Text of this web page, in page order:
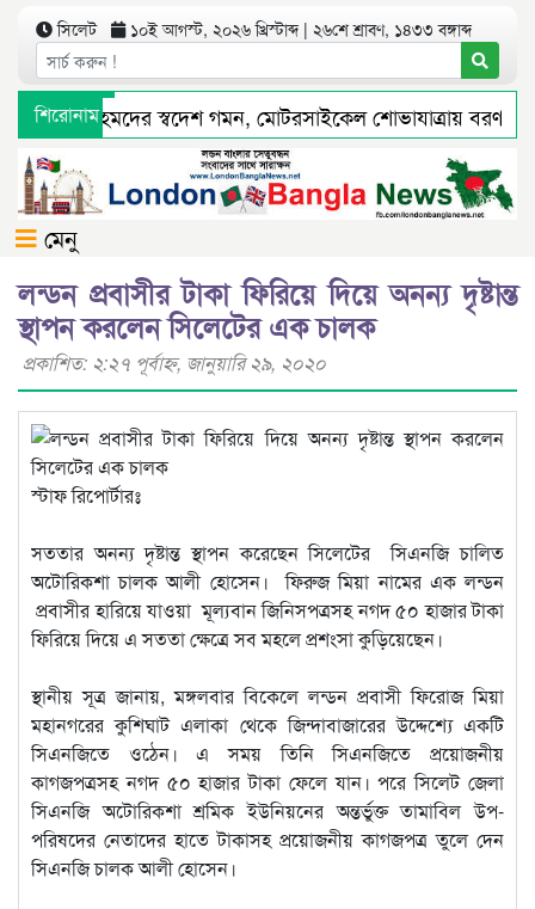
সিলেট ১০ই আগস্ট, ২০২৬ খ্রিস্টাব্দ | ২৬শে শ্রাবণ, ১৪৩৩ বঙ্গাব্দ
শিরোনাম
শামীম আহমদের স্বদেশ গমন, মোটরসাইকেল শোভাযাত্রায় বরণ
রাজস্ব বঞ্চিত
সিলেট ওসমানী বিমানবন্দরে সালাম এয়ার
মেনু
লন্ডন প্রবাসীর টাকা ফিরিয়ে দিয়ে অনন্য দৃষ্টান্ত
স্থাপন করলেন সিলেটের এক চালক
প্রকাশিত: ২:২৭ পূর্বাহ্ণ, জানুয়ারি ২৯, ২০২০
স্টাফ রিপোর্টারঃ
সততার অনন্য দৃষ্টান্ত স্থাপন করেছেন সিলেটের সিএনজি চালিত
অটোরিকশা চালক আলী হোসেন। ফিরুজ মিয়া নামের এক লন্ডন
প্রবাসীর হারিয়ে যাওয়া মূল্যবান জিনিসপত্রসহ নগদ ৫০ হাজার টাকা
ফিরিয়ে দিয়ে এ সততা ক্ষেত্রে সব মহলে প্রশংসা কুড়িয়েছেন।
স্থানীয় সূত্র জানায়, মঙ্গলবার বিকেলে লন্ডন প্রবাসী ফিরোজ মিয়া
মহানগরের কুশিঘাট এলাকা থেকে জিন্দাবাজারের উদ্দেশ্যে একটি
সিএনজিতে ওঠেন। এ সময় তিনি সিএনজিতে প্রয়োজনীয়
কাগজপত্রসহ নগদ ৫০ হাজার টাকা ফেলে যান। পরে সিলেট জেলা
সিএনজি অটোরিকশা শ্রমিক ইউনিয়নের অন্তর্ভুক্ত তামাবিল উপ-
পরিষদের নেতাদের হাতে টাকাসহ প্রয়োজনীয় কাগজপত্র তুলে দেন
সিএনজি চালক আলী হোসেন।